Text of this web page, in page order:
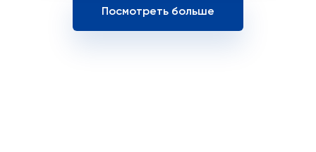
Посмотреть больше